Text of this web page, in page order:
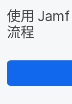
使用 Jamf
流程